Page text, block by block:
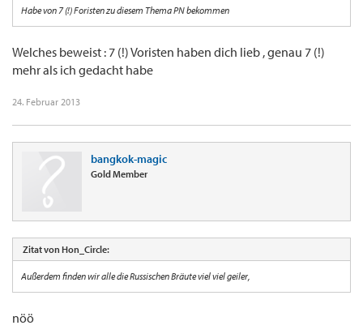
Habe von 7 (!) Foristen zu diesem Thema PN bekommen
Welches beweist : 7 (!) Voristen haben dich lieb , genau 7 (!)
mehr als ich gedacht habe
24. Februar 2013
bangkok-magic
Gold Member
Zitat von Hon_Circle:
Außerdem finden wir alle die Russischen Bräute viel viel geiler,
nöö